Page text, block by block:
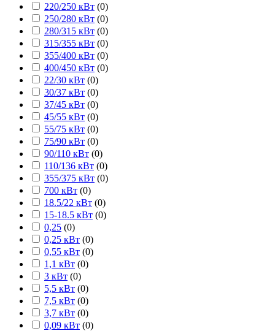
220/250 кВт (0)
250/280 кВт (0)
280/315 кВт (0)
315/355 кВт (0)
355/400 кВт (0)
400/450 кВт (0)
22/30 кВт (0)
30/37 кВт (0)
37/45 кВт (0)
45/55 кВт (0)
55/75 кВт (0)
75/90 кВт (0)
90/110 кВт (0)
110/136 кВт (0)
355/375 кВт (0)
700 кВт (0)
18.5/22 кВт (0)
15-18.5 кВт (0)
0,25 (0)
0,25 кВт (0)
0,55 кВт (0)
1,1 кВт (0)
3 кВт (0)
5,5 кВт (0)
7,5 кВт (0)
3,7 кВт (0)
0,09 кВт (0)